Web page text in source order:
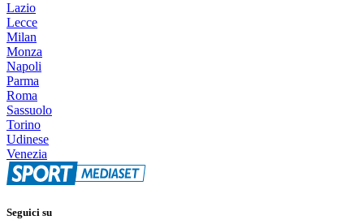
Lazio
Lecce
Milan
Monza
Napoli
Parma
Roma
Sassuolo
Torino
Udinese
Venezia
Seguici su